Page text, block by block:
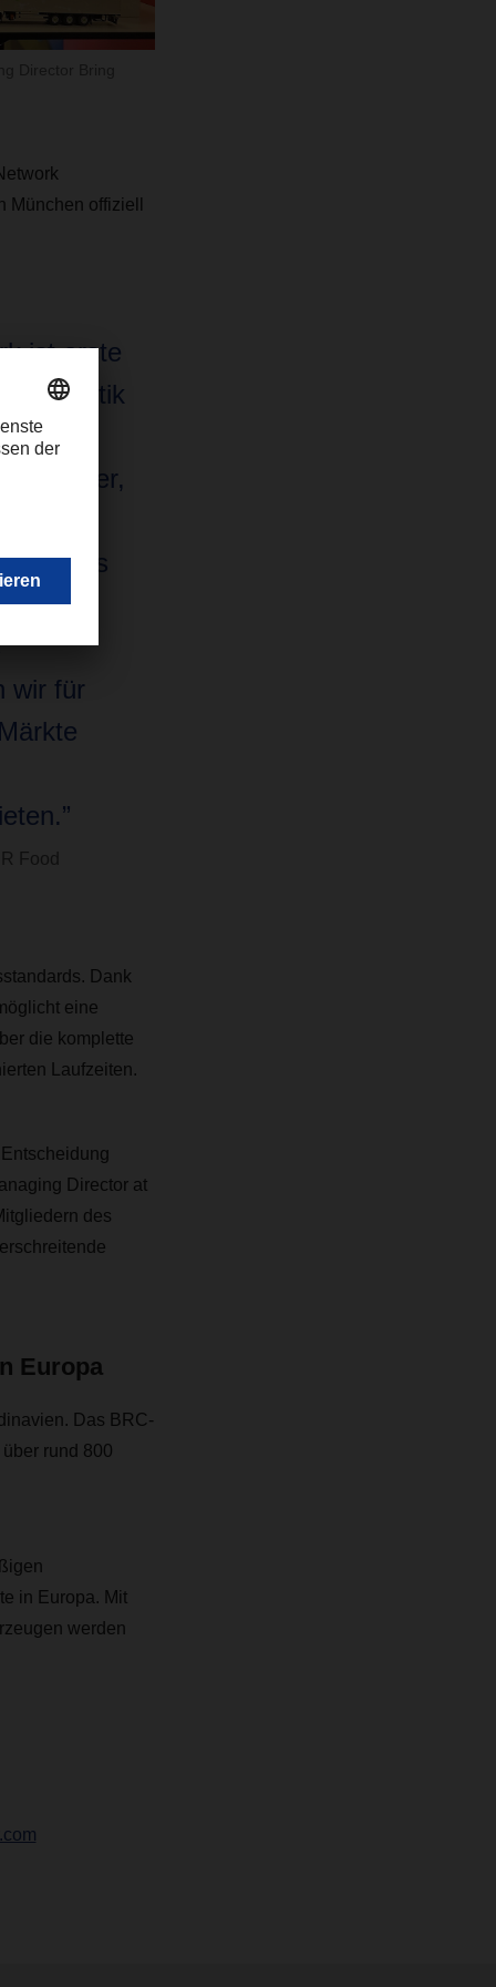
offiziell
ist erste
eine
Miller,
ist das
und
wir für
Food
Dank
eine
die komplette
Laufzeiten.
Director at
des
Europa
Das BRC-
rund 800
in Europa. Mit
werden